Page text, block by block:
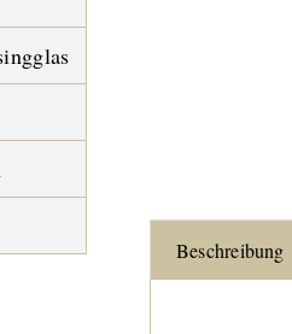
Beschreibung